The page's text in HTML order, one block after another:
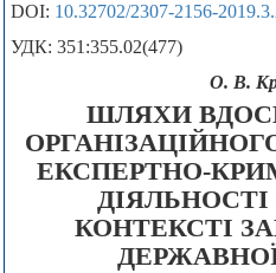
DOI: 10.32702/2307-2156-
УДК: 351:355.02(477)
О. В.
ШЛЯХИ
ЕКСПЕРТНО-
ДІЯЛЬНОСТІ
КОНТЕКСТІ